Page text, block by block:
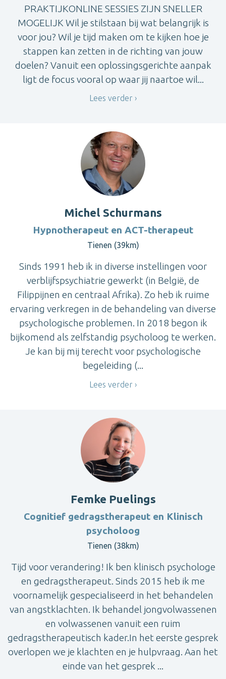
PRAKTIJKONLINE SESSIES ZIJN SNELLER
MOGELIJK Wil je stilstaan bij wat belangrijk is
voor jou? Wil je tijd maken om te kijken hoe je
stappen kan zetten in de richting van jouw
doelen? Vanuit een oplossingsgerichte aanpak
ligt de focus vooral op waar jij naartoe wil...
Lees verder
Michel Schurmans
Hypnotherapeut en ACT-therapeut
Tienen (39km)
Sinds 1991 heb ik in diverse instellingen voor
verblijfspsychiatrie gewerkt (in België, de
Filippijnen en centraal Afrika). Zo heb ik ruime
ervaring verkregen in de behandeling van diverse
psychologische problemen. In 2018 begon ik
bijkomend als zelfstandig psycholoog te werken.
Je kan bij mij terecht voor psychologische
begeleiding (...
Lees verder
Femke Puelings
Cognitief gedragstherapeut en Klinisch
psycholoog
Tienen (38km)
Tijd voor verandering! Ik ben klinisch psychologe
en gedragstherapeut. Sinds 2015 heb ik me
voornamelijk gespecialiseerd in het behandelen
van angstklachten. Ik behandel jongvolwassenen
en volwassenen vanuit een ruim
gedragstherapeutisch kader.In het eerste gesprek
overlopen we je klachten en je hulpvraag. Aan het
einde van het gesprek ...